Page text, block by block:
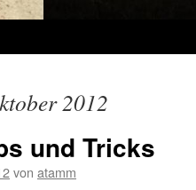
2012
und Tricks
von atamm